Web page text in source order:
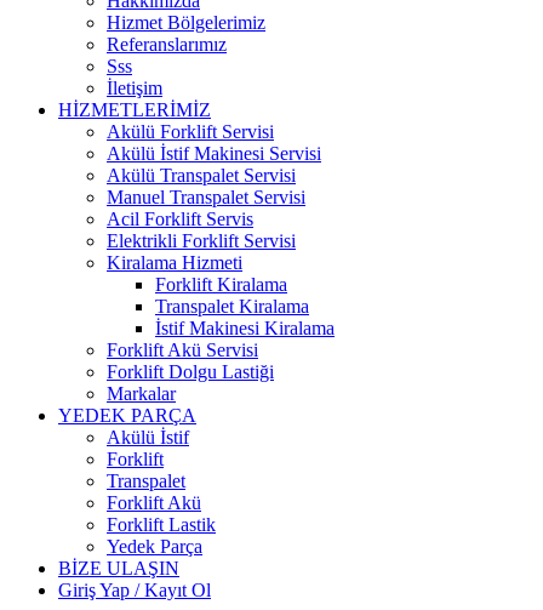
Hizmet Bölgelerimiz
Referanslarımız
Sss
İletişim
HİZMETLERİMİZ
Akülü Forklift Servisi
Akülü İstif Makinesi Servisi
Akülü Transpalet Servisi
Manuel Transpalet Servisi
Acil Forklift Servis
Elektrikli Forklift Servisi
Kiralama Hizmeti
Forklift Kiralama
Transpalet Kiralama
İstif Makinesi Kiralama
Forklift Akü Servisi
Forklift Dolgu Lastiği
Markalar
YEDEK PARÇA
Akülü İstif
Forklift
Transpalet
Forklift Akü
Forklift Lastik
Yedek Parça
BİZE ULAŞIN
Giriş Yap / Kayıt Ol